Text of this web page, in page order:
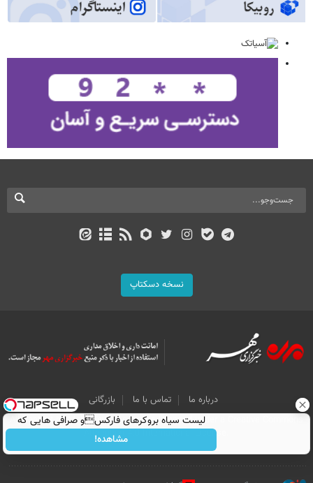
نسخه دسکتاپ
درباره ما تماس با ما
بازرگانی
All Content by Mehr News Agency is licensed under a Creative Commons
Attribution 4.0 International License.
لیست سیاه بروکرهای فارکسو صرافی هایی که
ریسک مالی دارند!
مشاهده!